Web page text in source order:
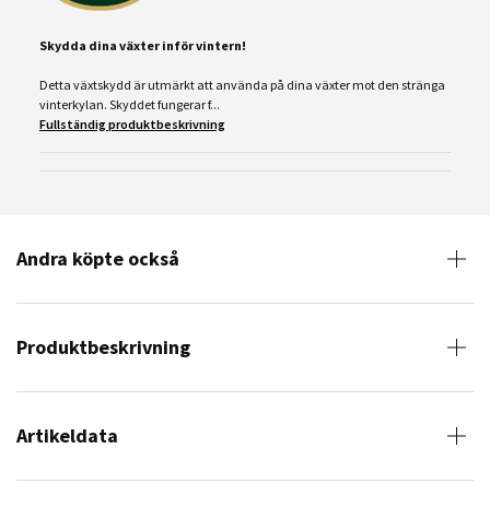
Skydda dina växter inför vintern!
Detta växtskydd är utmärkt att använda på dina växter mot den stränga
vinterkylan. Skyddet fungerar f...
Fullständig produktbeskrivning
Andra köpte också
Produktbeskrivning
Artikeldata